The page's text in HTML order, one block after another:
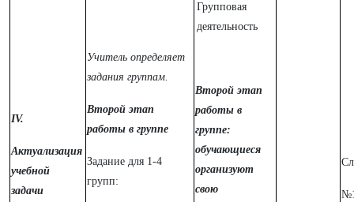
IV.
Актуализация
учебной
задачи
Учитель определяет
задания группам.
Второй этап
работы в группе
Задание для 1-4
групп:
Групповая
деятельность
Второй этап
работы в
группе:
обучающиеся
организуют
свою